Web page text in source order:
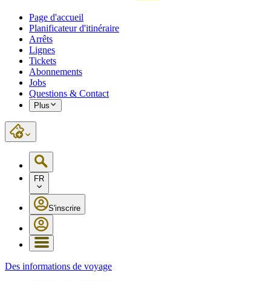
Page d'accueil
Planificateur d'itinéraire
Arrêts
Lignes
Tickets
Abonnements
Jobs
Questions & Contact
Plus
FR
S'inscrire
Des informations de voyage